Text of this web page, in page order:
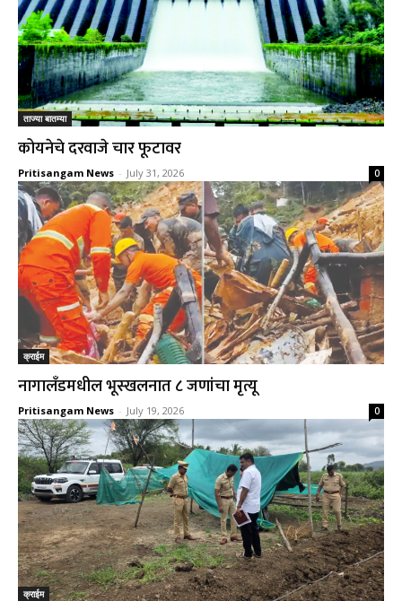
ताज्या बातम्या
कोयनेचे दरवाजे चार फूटावर
Pritisangam News - July 31, 2026 0
क्राईम
नागालँडमधील भूस्खलनात ८ जणांचा मृत्यू
Pritisangam News - July 19, 2026 0
क्राईम